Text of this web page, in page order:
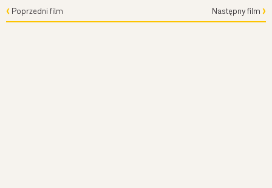
Poprzedni film Następny film